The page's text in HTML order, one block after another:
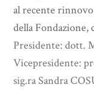
al recente
della Fondazione,
Presidente: dott.
Vicepresidente:
sig.ra Sandra